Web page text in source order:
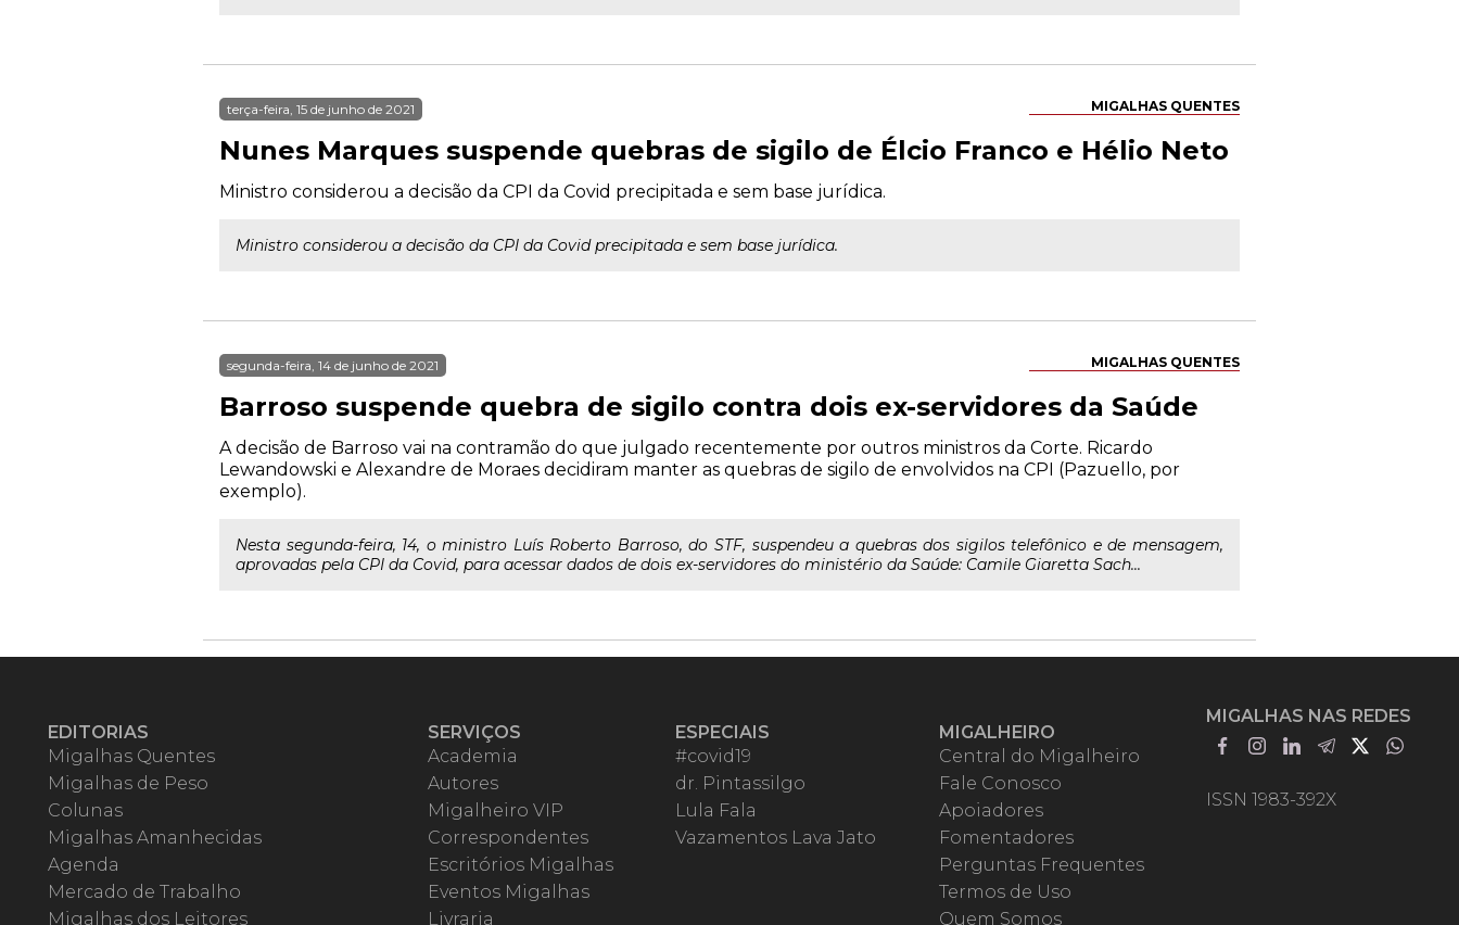
MIGALHAS QUENTES
terça-feira, 15 de junho de 2021
Nunes Marques suspende quebras de sigilo de Élcio Franco e Hélio Neto
Ministro considerou a decisão da CPI da Covid precipitada e sem base jurídica.
Ministro considerou a decisão da CPI da Covid precipitada e sem base jurídica.
MIGALHAS QUENTES
segunda-feira, 14 de junho de 2021
Barroso suspende quebra de sigilo contra dois ex-servidores da Saúde
A decisão de Barroso vai na contramão do que julgado recentemente por outros ministros da Corte. Ricardo
Lewandowski e Alexandre de Moraes decidiram manter as quebras de sigilo de envolvidos na CPI (Pazuello, por
exemplo).
Nesta segunda-feira, 14, o ministro Luís Roberto Barroso, do STF, suspendeu a quebras dos sigilos telefônico e de mensagem,
aprovadas pela CPI da Covid, para acessar dados de dois ex-servidores do ministério da Saúde: Camile Giaretta Sach...
EDITORIAS
Migalhas Quentes
Migalhas de Peso
Colunas
Migalhas Amanhecidas
Agenda
Mercado de Trabalho
Migalhas dos Leitores
SERVIÇOS
Academia
Autores
Migalheiro VIP
Correspondentes
Escritórios Migalhas
Eventos Migalhas
Livraria
ESPECIAIS
#covid19
dr. Pintassilgo
Lula Fala
Vazamentos Lava Jato
MIGALHEIRO
Central do Migalheiro
Fale Conosco
Apoiadores
Fomentadores
Perguntas Frequentes
Termos de Uso
Quem Somos
MIGALHAS NAS REDES
ISSN 1983-392X